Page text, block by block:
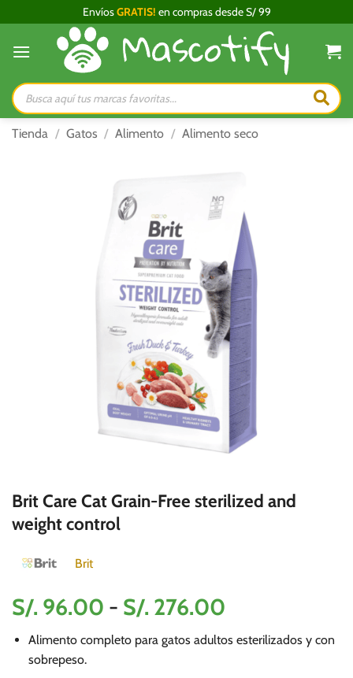
al
contenido
EnvíosGRATIS! en compras desde S/ 99
Búsqueda
de
productos
Tienda / Gatos / Alimento / Alimento seco
Brit Care Cat Grain-Free sterilized and
weight control
Brit
S/. 96.00 - S/. 276.00
precios:
Alimento completo para gatos adultos esterilizados y con
sobrepeso.